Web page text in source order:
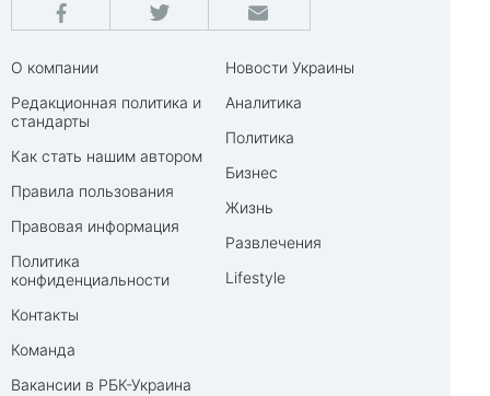
О компании
Редакционная политика и
стандарты
Как стать нашим автором
Правила пользования
Правовая информация
Политика
конфиденциальности
Контакты
Команда
Вакансии в РБК-Украина
Новости Украины
Аналитика
Политика
Бизнес
Жизнь
Развлечения
Lifestyle